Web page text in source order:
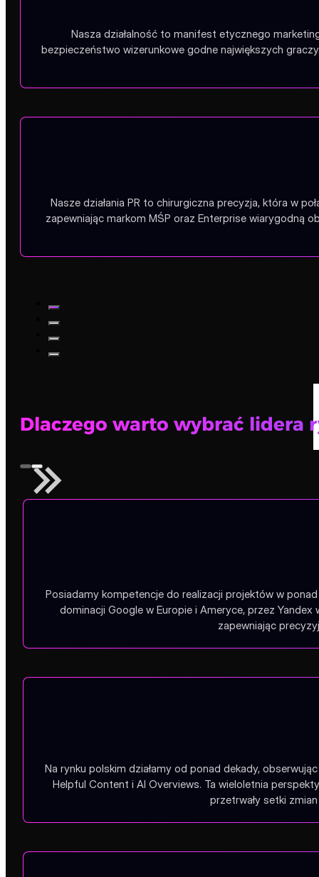
Nasza działalność to manifest etycznego
bezpieczeństwo wizerunkowe godne największych
Nasze działania PR to chirurgiczna precyzja, która w
zapewniając markom MŚP oraz Enterprise wiarygodną
Dlaczego warto wybrać lidera
Posiadamy kompetencje do realizacji projektów w
dominacji Google w Europie i Ameryce, przez
zapewniając
Na rynku polskim działamy od ponad dekady,
Helpful Content i AI Overviews. Ta wieloletnia
przetrwały setki